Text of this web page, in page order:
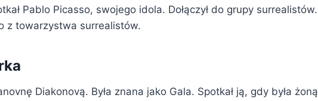
Pablo Picasso, swojego idola. Dołączył do grupy surrealistów.
z towarzystwa surrealistów.
Diakonovą. Była znana jako Gala. Spotkał ją, gdy była żoną